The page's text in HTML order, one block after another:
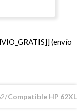
(envío
Compatible HP